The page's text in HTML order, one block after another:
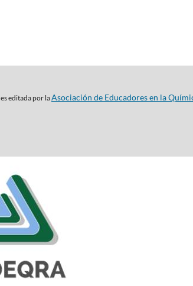
es editada por laAsociación de Educadores en la